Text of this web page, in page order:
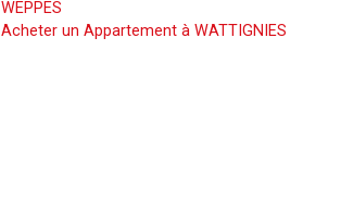
WEPPES
Acheter un Appartement à WATTIGNIES